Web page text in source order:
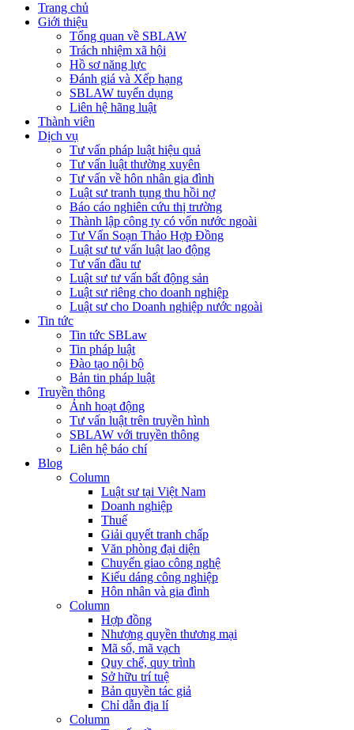
Trang chủ
Giới thiệu
Tổng quan về SBLAW
Trách nhiệm xã hội
Hồ sơ năng lực
Đánh giá và Xếp hạng
SBLAW tuyển dụng
Liên hệ hãng luật
Thành viên
Dịch vụ
Tư vấn pháp luật hiệu quả
Tư vấn luật thường xuyên
Tư vấn về hôn nhân gia đình
Luật sư tranh tụng thu hồi nợ
Báo cáo nghiên cứu thị trường
Thành lập công ty có vốn nước ngoài
Tư Vấn Soạn Thảo Hợp Đồng
Luật sư tư vấn luật lao động
Tư vấn đầu tư
Luật sư tư vấn bất động sản
Luật sư riêng cho doanh nghiệp
Luật sư cho Doanh nghiệp nước ngoài
Tin tức
Tin tức SBLaw
Tin pháp luật
Đào tạo nội bộ
Bản tin pháp luật
Truyền thông
Ảnh hoạt động
Tư vấn luật trên truyền hình
SBLAW với truyền thông
Liên hệ báo chí
Blog
Column
Luật sư tại Việt Nam
Doanh nghiệp
Thuế
Giải quyết tranh chấp
Văn phòng đại diện
Chuyển giao công nghệ
Kiểu dáng công nghiệp
Hôn nhân và gia đình
Column
Hợp đồng
Nhượng quyền thương mại
Mã số, mã vạch
Quy chế, quy trình
Sở hữu trí tuệ
Bản quyền tác giả
Chỉ dẫn địa lí
Column